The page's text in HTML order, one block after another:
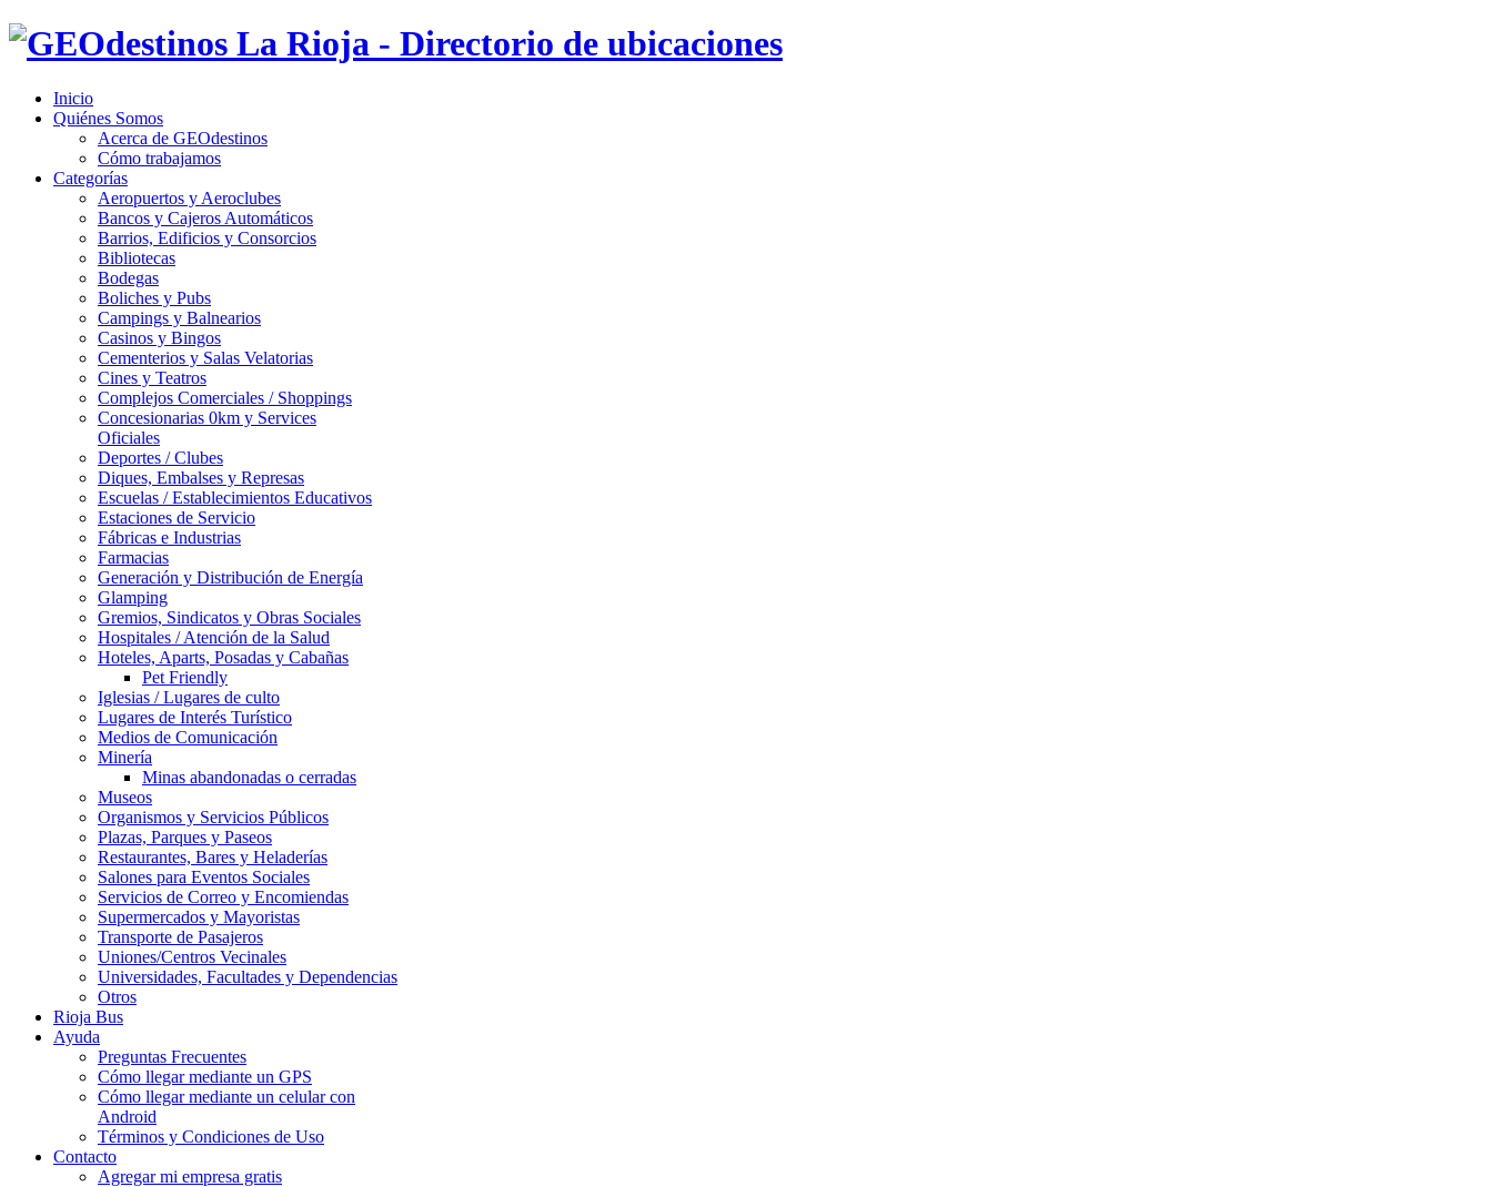
Inicio
Quiénes Somos
Acerca de GEOdestinos
Cómo trabajamos
Categorías
Aeropuertos y Aeroclubes
Bancos y Cajeros Automáticos
Barrios, Edificios y Consorcios
Bibliotecas
Bodegas
Boliches y Pubs
Campings y Balnearios
Casinos y Bingos
Cementerios y Salas Velatorias
Cines y Teatros
Complejos Comerciales / Shoppings
Concesionarias 0km y Services
Oficiales
Deportes / Clubes
Diques, Embalses y Represas
Escuelas / Establecimientos Educativos
Estaciones de Servicio
Fábricas e Industrias
Farmacias
Generación y Distribución de Energía
Glamping
Gremios, Sindicatos y Obras Sociales
Hospitales / Atención de la Salud
Hoteles, Aparts, Posadas y Cabañas
Pet Friendly
Iglesias / Lugares de culto
Lugares de Interés Turístico
Medios de Comunicación
Minería
Minas abandonadas o cerradas
Museos
Organismos y Servicios Públicos
Plazas, Parques y Paseos
Restaurantes, Bares y Heladerías
Salones para Eventos Sociales
Servicios de Correo y Encomiendas
Supermercados y Mayoristas
Transporte de Pasajeros
Uniones/Centros Vecinales
Universidades, Facultades y Dependencias
Otros
Rioja Bus
Ayuda
Preguntas Frecuentes
Cómo llegar mediante un GPS
Cómo llegar mediante un celular con
Android
Términos y Condiciones de Uso
Contacto
Agregar mi empresa gratis